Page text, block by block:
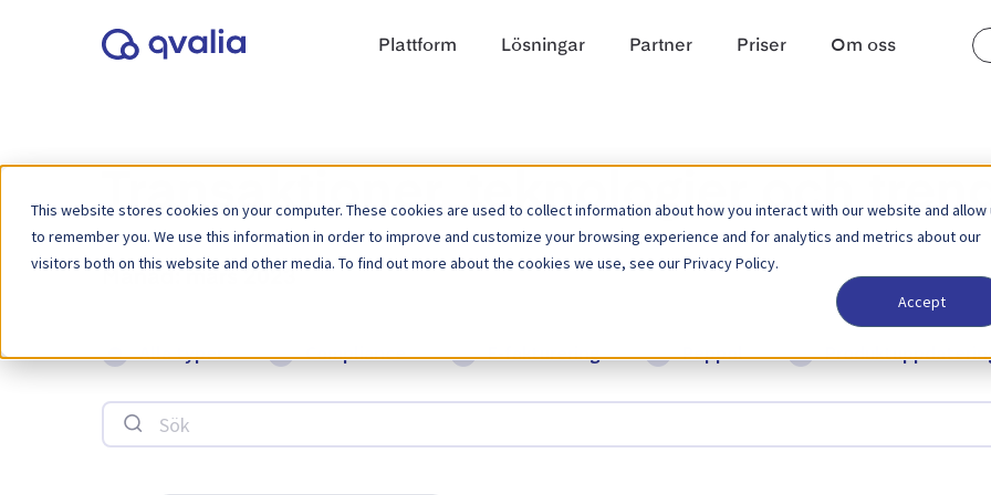
This website stores cookies on your computer. These cookies are used to collect information about how you interact with our website and allow
to remember you. We use this information in order to improve and customize your browsing experience and for analytics and metrics about our
visitors both on this website and other media. To find out more about the cookies we use, see our Privacy Policy.
Accept
Plattform Lösningar Partner Priser Om oss
Transaktioner, teknologier och
Alla typer Compliance E-fakturering Peppol
Sök